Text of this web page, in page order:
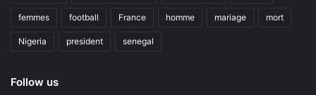
femmes football France homme mariage mort
Nigeria president senegal
Follow us